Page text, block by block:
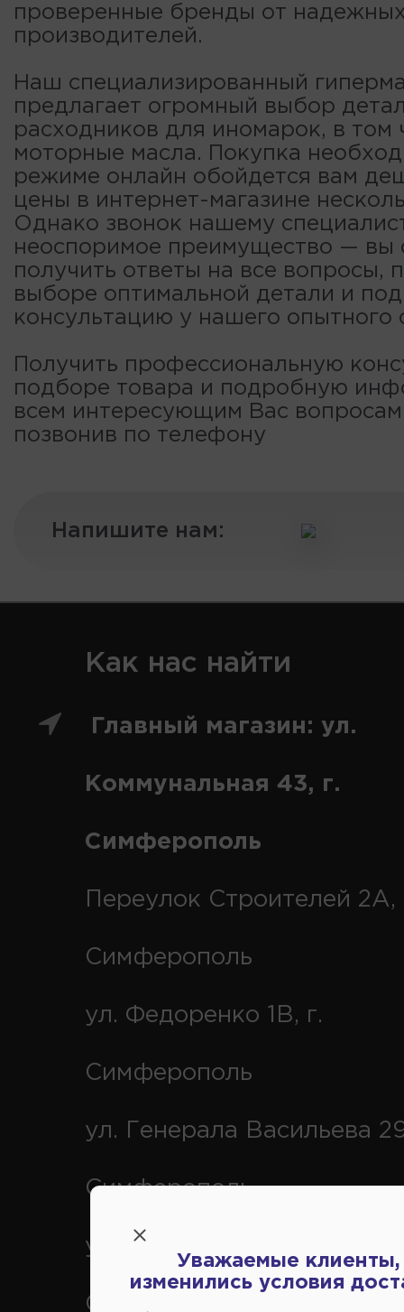
проверенные бренды от
производителей.
Наш специализированный
предлагает огромный выбор
расходников для иномарок, в том
моторные масла. Покупка
режиме онлайн обойдется вам
цены в интернет-магазине
Однако звонок нашему
неоспоримое преимущество — вы
получить ответы на все вопросы,
выборе оптимальной детали и
консультацию у нашего опытного
Получить профессиональную
подборе товара и подробную
всем интересующим Вас
позвонив по телефону
Напишите нам:
Как нас найти
Главный магазин: ул.
Коммунальная 43, г.
Симферополь
Переулок Строителей 2А,
Симферополь
ул. Федоренко 1В, г.
Симферополь
ул. Генерала Васильева
Симферополь
ул. Кубанская 9, г.
Симферополь
Уважаемые клиенты,
изменились условия